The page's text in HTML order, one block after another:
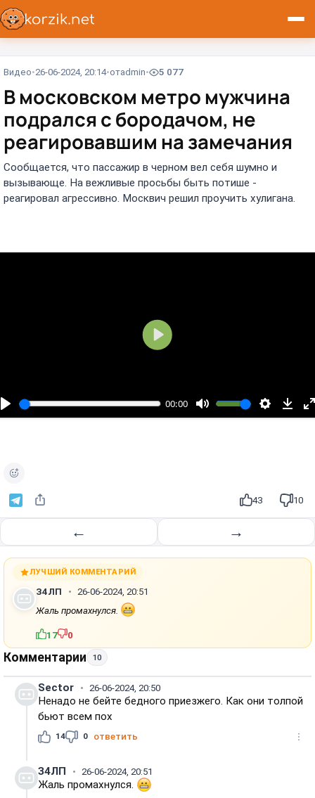
Видео 26-06-2024, 20:14 отadmin 5 077
В московском метро мужчина
подрался с бородачом, не
реагировавшим на замечания
Сообщается, что пассажир в черном вел себя шумно и
вызывающе. На вежливые просьбы быть потише -
реагировал агрессивно. Москвич решил проучить хулигана.
00:00
В
п
и
43 10
← →
ЛУЧШИЙ КОММЕНТАРИЙ
З4ЛП
26-06-2024, 20:51
Жаль промахнулся.
17 0
Комментарии 10
Sector 26-06-2024, 20:50
Ненадо не бейте бедного приезжего. Как они толпой
бьют всем пох
14 0 ответить
З4ЛП 26-06-2024, 20:51
Жаль промахнулся.